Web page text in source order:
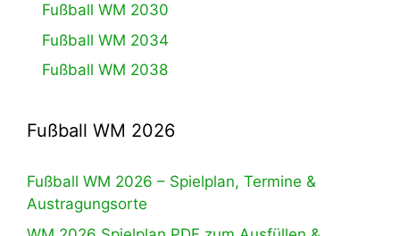
Fußball WM 2030
Fußball WM 2034
Fußball WM 2038
Fußball WM 2026
Fußball WM 2026 – Spielplan, Termine &
Austragungsorte